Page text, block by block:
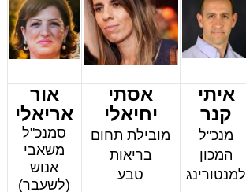
איתי
קנר
מנכ"ל
המכון
למנטורינג
אסתי
יחיאלי
מובילת תחום
בריאות
טבע
אור
אריאלי
סמנכ"ל
משאבי
אנוש
(לשעבר)